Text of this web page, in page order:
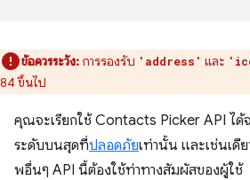
ข้อควรระวัง: การรองรับ 'address' และ
84 ขึ้นไป
คุณจะเรียกใช้ Contacts Picker API ได้
ระดับบนสุดที่ปลอดภัยเท่านั้น และเช่นเดี
พอื่นๆ API นี้ต้องใช้ท่าทางสัมผัสของผู้ใช้